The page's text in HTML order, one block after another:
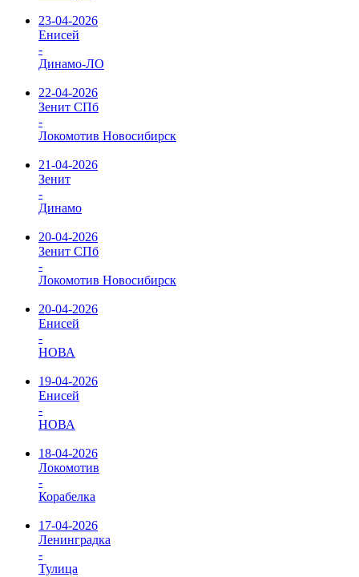
23-04-2026
Енисей
-
Динамо-ЛО
22-04-2026
Зенит СПб
-
Локомотив Новосибирск
21-04-2026
Зенит
-
Динамо
20-04-2026
Зенит СПб
-
Локомотив Новосибирск
20-04-2026
Енисей
-
НОВА
19-04-2026
Енисей
-
НОВА
18-04-2026
Локомотив
-
Корабелка
17-04-2026
Ленинградка
-
Тулица